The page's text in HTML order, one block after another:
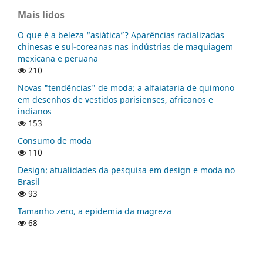
Mais lidos
O que é a beleza “asiática”? Aparências racializadas
chinesas e sul-coreanas nas indústrias de maquiagem
mexicana e peruana
210
Novas "tendências" de moda: a alfaiataria de quimono
em desenhos de vestidos parisienses, africanos e
indianos
153
Consumo de moda
110
Design: atualidades da pesquisa em design e moda no
Brasil
93
Tamanho zero, a epidemia da magreza
68